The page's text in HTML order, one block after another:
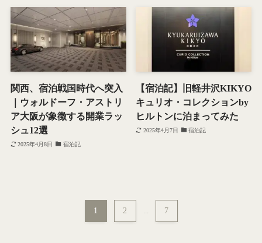
関西、宿泊戦国時代へ突入
｜ウォルドーフ・アストリ
ア大阪が象徴する開業ラッ
シュ12選
2025年4月8日 宿泊記
【宿泊記】旧軽井沢KIKYO
キュリオ・コレクションby
ヒルトンに泊まってみた
2025年4月7日 宿泊記
1 2 ... 7